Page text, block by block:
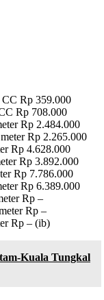
Rp 359.000
Rp 708.000
Rp 2.484.000
Rp 2.265.000
Rp 4.628.000
Rp 3.892.000
Rp 7.786.000
Rp 6.389.000
Rp –
Rp –
Rp – (ib)
Kuala Tungkal